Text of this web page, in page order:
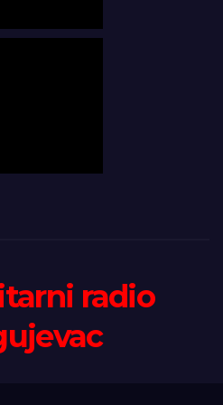
radio